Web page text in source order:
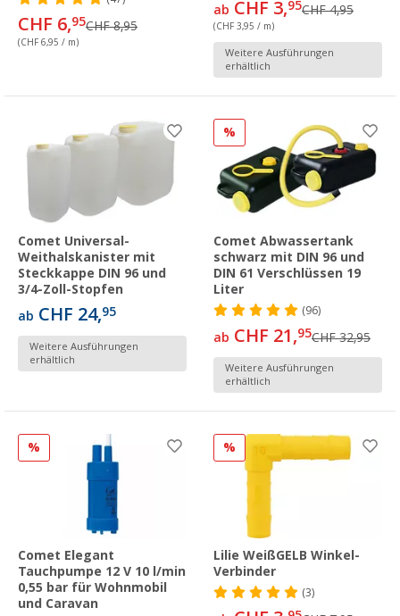
CHF 6,95CHF 8,95
(CHF 6,95 / m)
ab CHF 3,95CHF 4,95
(CHF 3,95 / m)
Weitere Ausführungen
erhältlich
Comet Universal-
Weithalskanister mit
Steckkappe DIN 96 und
3/4-Zoll-Stopfen
ab CHF 24,95
Weitere Ausführungen
erhältlich
%
Comet Abwassertank
schwarz mit DIN 96 und
DIN 61 Verschlüssen 19
Liter
(96)
ab CHF 21,95CHF 32,95
Weitere Ausführungen
erhältlich
%
Comet Elegant
Tauchpumpe 12 V 10 l/min
0,55 bar für Wohnmobil
und Caravan
%
Lilie WeißGELB Winkel-
Verbinder
(3)